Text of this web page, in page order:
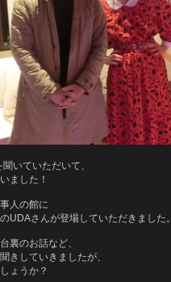
いていただいて、
ました！
人の館に
UDAさんが登場していただきました。
裏のお話など、
きしていきましたが、
ょうか？